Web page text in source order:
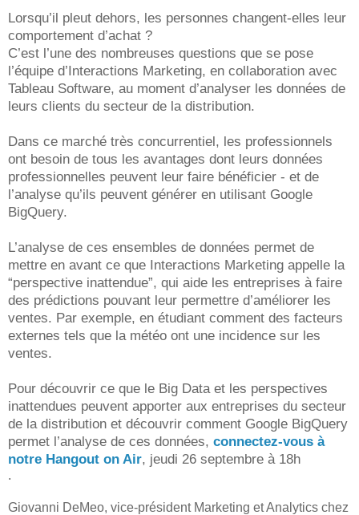
Lorsqu’il pleut dehors, les personnes changent-elles leur
comportement d’achat ?
C’est l’une des nombreuses questions que se pose
l’équipe d’Interactions Marketing, en collaboration avec
Tableau Software, au moment d’analyser les données de
leurs clients du secteur de la distribution.
Dans ce marché très concurrentiel, les professionnels
ont besoin de tous les avantages dont leurs données
professionnelles peuvent leur faire bénéficier - et de
l’analyse qu’ils peuvent générer en utilisant Google
BigQuery.
L’analyse de ces ensembles de données permet de
mettre en avant ce que Interactions Marketing appelle la
“perspective inattendue”, qui aide les entreprises à faire
des prédictions pouvant leur permettre d’améliorer les
ventes. Par exemple, en étudiant comment des facteurs
externes tels que la météo ont une incidence sur les
ventes.
Pour découvrir ce que le Big Data et les perspectives
inattendues peuvent apporter aux entreprises du secteur
de la distribution et découvrir comment Google BigQuery
permet l’analyse de ces données, connectez-vous à
notre Hangout on Air, jeudi 26 septembre à 18h
.
Giovanni DeMeo, vice-président Marketing et Analytics chez